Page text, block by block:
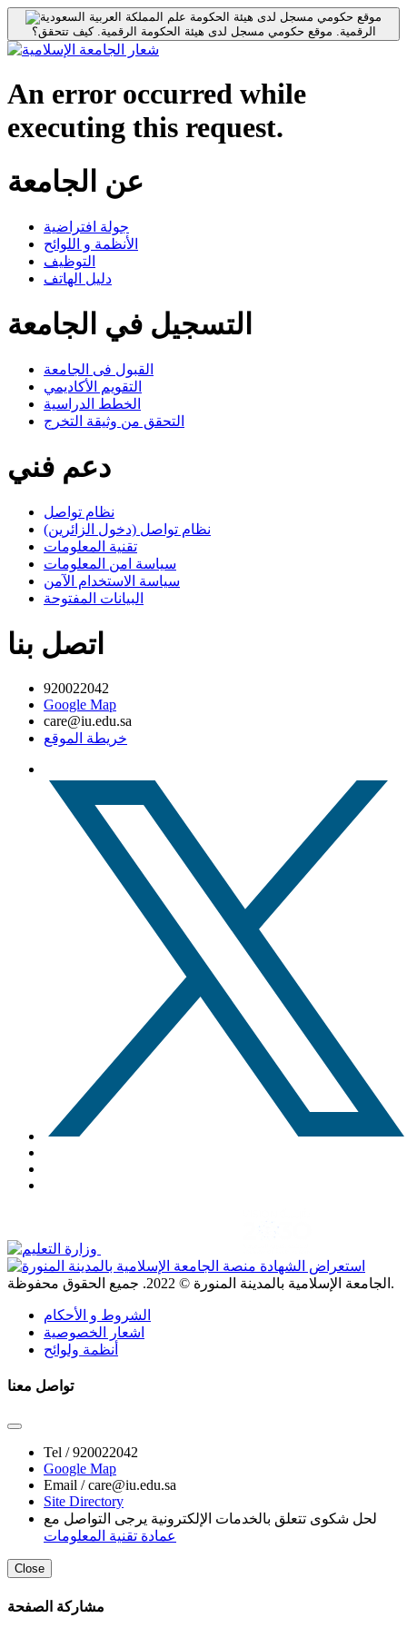
موقع حكومي مسجل لدى هيئة الحكومة
الرقمية. موقع حكومي مسجل لدى هيئة الحكومة الرقمية.كيف تتحقق؟
An error occurred while
executing this request.
عن الجامعة
جولة افتراضية
الأنظمة و اللوائح
التوظيف
دليل الهاتف
التسجيل في الجامعة
القبول فى الجامعة
التقويم الأكاديمي
الخطط الدراسية
التحقق من وثيقة التخرج
دعم فني
نظام تواصل
نظام تواصل (دخول الزائرين)
تقنية المعلومات
سياسة امن المعلومات
سياسة الاستخدام الآمن
البيانات المفتوحة
اتصل بنا
920022042
Google Map
care@iu.edu.sa
خريطة الموقع
الجامعة الإسلامية بالمدينة المنورة © 2022 . جميع الحقوق محفوظة.
الشروط و الأحكام
اشعار الخصوصية
أنظمة ولوائح
تواصل معنا
Tel /920022042
Google Map
Email /care@iu.edu.sa
Site Directory
لحل شكوى تتعلق بالخدمات الإلكترونية يرجى التواصل مع
عمادة تقنية المعلومات
Close
مشاركة الصفحة